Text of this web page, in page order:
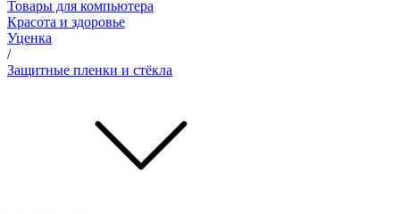
Товары для компьютера
Красота и здоровье
Уценка
/
Защитные пленки и стёкла